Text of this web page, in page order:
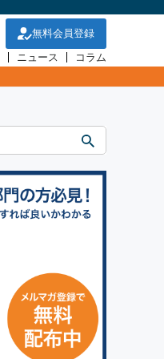
無料会員登録
ニュース コラム